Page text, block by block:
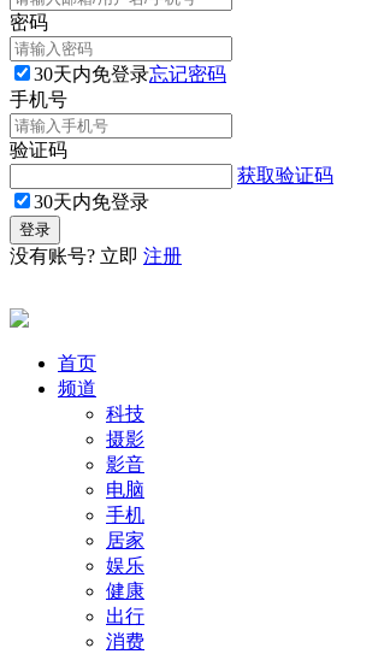
密码
30天内免登录忘记密码
手机号
验证码
获取验证码
30天内免登录
没有账号? 立即 注册
首页
频道
科技
摄影
影音
电脑
手机
居家
娱乐
健康
出行
消费